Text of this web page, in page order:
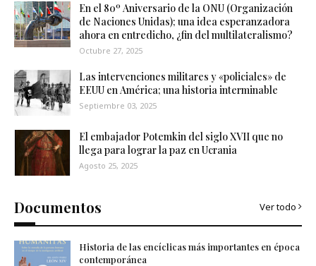
En el 80º Aniversario de la ONU (Organización
de Naciones Unidas); una idea esperanzadora
ahora en entredicho, ¿fin del multilateralismo?
Octubre 27, 2025
Las intervenciones militares y «policiales» de
EEUU en América; una historia interminable
Septiembre 03, 2025
El embajador Potemkin del siglo XVII que no
llega para lograr la paz en Ucrania
Agosto 25, 2025
Documentos Ver todo
Historia de las encíclicas más importantes en época
contemporánea